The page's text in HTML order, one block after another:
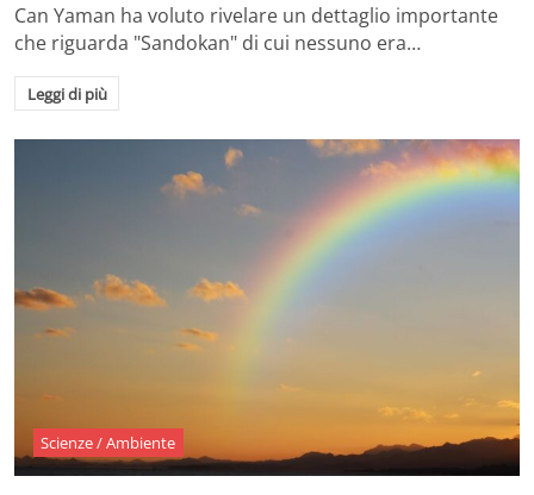
Can Yaman ha voluto rivelare un dettaglio importante
che riguarda "Sandokan" di cui nessuno era…
Leggi di più
Scienze / Ambiente